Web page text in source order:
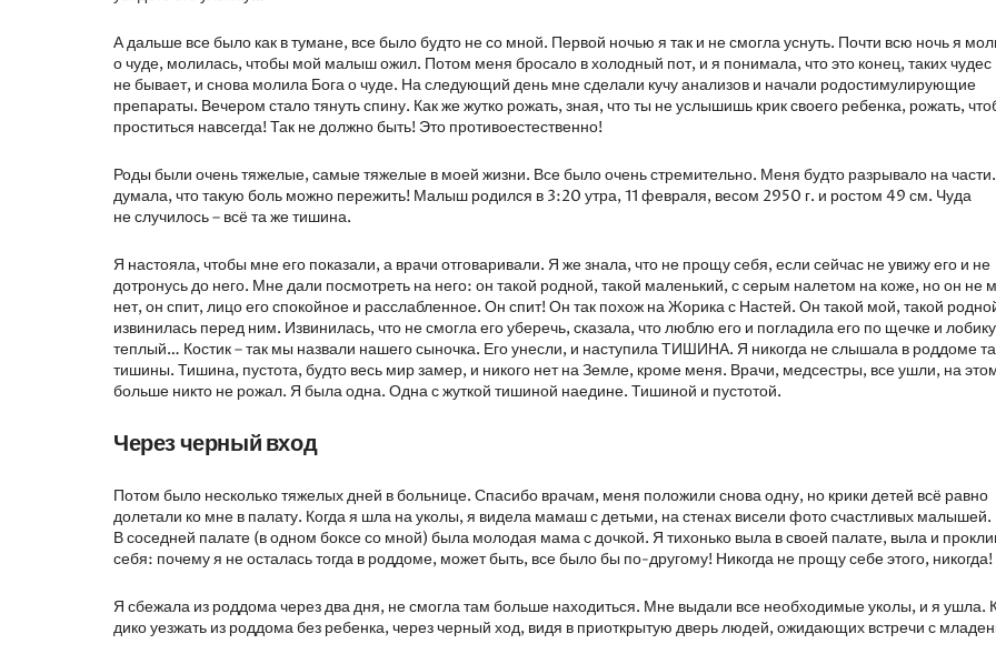
А дальше все было как в тумане, все было будто не со мной. Первой ночью я так и не смогла уснуть. Почти всю ночь я
о чуде, молилась, чтобы мой малыш ожил. Потом меня бросало в холодный пот, и я понимала, что это конец, таких чудес
не бывает, и снова молила Бога о чуде. На следующий день мне сделали кучу анализов и начали родостимулирующие
препараты. Вечером стало тянуть спину. Как же жутко рожать, зная, что ты не услышишь крик своего ребенка, рожать,
проститься навсегда! Так не должно быть! Это противоестественно!
Роды были очень тяжелые, самые тяжелые в моей жизни. Все было очень стремительно. Меня будто разрывало на
думала, что такую боль можно пережить! Малыш родился в 3:20 утра, 11 февраля, весом 2950 г. и ростом 49 см. Чуда
не случилось – всё та же тишина.
Я настояла, чтобы мне его показали, а врачи отговаривали. Я же знала, что не прощу себя, если сейчас не увижу его и не
дотронусь до него. Мне дали посмотреть на него: он такой родной, такой маленький, с серым налетом на коже, но он не
нет, он спит, лицо его спокойное и расслабленное. Он спит! Он так похож на Жорика с Настей. Он такой мой, такой
извинилась перед ним. Извинилась, что не смогла его уберечь, сказала, что люблю его и погладила его по щечке и
теплый… Костик – так мы назвали нашего сыночка. Его унесли, и наступила ТИШИНА. Я никогда не слышала в роддоме
тишины. Тишина, пустота, будто весь мир замер, и никого нет на Земле, кроме меня. Врачи, медсестры, все ушли, на
больше никто не рожал. Я была одна. Одна с жуткой тишиной наедине. Тишиной и пустотой.
Через черный вход
Потом было несколько тяжелых дней в больнице. Спасибо врачам, меня положили снова одну, но крики детей всё равно
долетали ко мне в палату. Когда я шла на уколы, я видела мамаш с детьми, на стенах висели фото счастливых малышей.
В соседней палате (в одном боксе со мной) была молодая мама с дочкой. Я тихонько выла в своей палате, выла и
себя: почему я не осталась тогда в роддоме, может быть, все было бы по-другому! Никогда не прощу себе этого, никогда!
Я сбежала из роддома через два дня, не смогла там больше находиться. Мне выдали все необходимые уколы, и я ушла.
дико уезжать из роддома без ребенка, через черный ход, видя в приоткрытую дверь людей, ожидающих встречи с